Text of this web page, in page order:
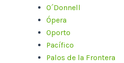
O´Donnell
Ópera
Oporto
Pacífico
Palos de la Frontera